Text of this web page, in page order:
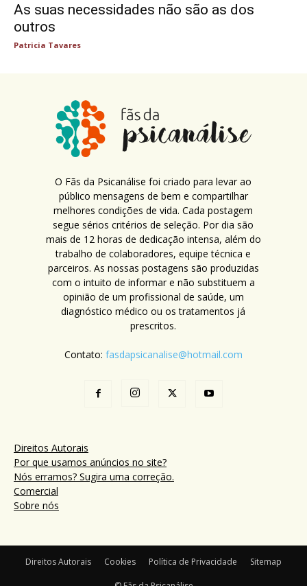
As suas necessidades não são as dos
outros
Patricia Tavares
O Fãs da Psicanálise foi criado para levar ao
público mensagens de bem e compartilhar
melhores condições de vida. Cada postagem
segue sérios critérios de seleção. Por dia são
mais de 12 horas de dedicação intensa, além do
trabalho de colaboradores, equipe técnica e
parceiros. As nossas postagens são produzidas
com o intuito de informar e não substituem a
opinião de um profissional de saúde, um
diagnóstico médico ou os tratamentos já
prescritos.
Contato: fasdapsicanalise@hotmail.com
Direitos Autorais
Por que usamos anúncios no site?
Nós erramos? Sugira uma correção.
Comercial
Sobre nós
Direitos Autorais Cookies Política de Privacidade Sitemap